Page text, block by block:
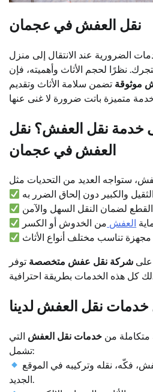
نقل العفش في عجمان
الضرورية عند الانتقال إلى منزل
نظرًا لحجم الأثاث وأهميته، فإن
موثوقة تضمن سلامة الأثاث وتقديم
خدمة نقل العفش؟ نقل
العفش في عجمان
العفش
على شركة نقل عفش متخصصة توفر
احترافية.
نقل العفش لدينا
من خدمات نقل العفش التي
تشمل:
فكّه، نقله وتركيبه في الموقع
الجديد.